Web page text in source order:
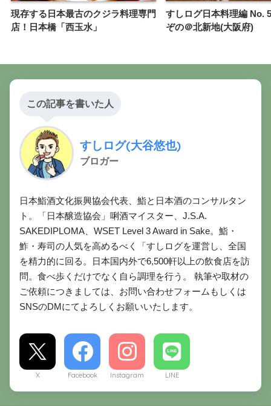
現存する日本最古のクジラ料理専門
店！日本橋「西玉水」
すしログ日本料理編
ぞの＠北新地(大阪府)
この記事を書いた人
すしログ(大谷悠也)
ブロガー
日本鮨酒文化振興協会代表、鮨と日本酒のコンサルタン
ト。「日本醸造協会」唎酒マイスター、J.S.A.
SAKEDIPLOMA、WSET Level 3 Award in Sake。鮨・
鮓・寿司の人気を高めるべく「すしログを運営し、全国
を精力的に回る。日本国内外で6,500軒以上の飲食店を訪
問。食べ歩くだけでなく自ら調理を行う。 執筆や取材の
ご依頼につきましては、お問い合わせフォームもしくは
SNSのDMにてよろしくお願いいたします。
X Facebook Instagram LINE